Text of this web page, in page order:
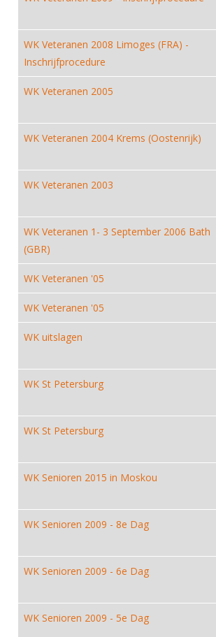
Gebruiksvoorwaarden
Handleiding
Commissies
Ereleden
Vacatures
Medewerkers
Samenwerking
Formulieren
Alle Verenigingen
Nieuws
Verenigingsondersteuning
Witte Vlekkenplan
Oprichting Vereniging
Overschrijven leden
Inschrijven
Reglementen
Materiaal
Schermpaspoort
Rolstoelschermen
Wedstrijdkalender
NK's
JEC
Veteranenwedstrijden
Nieuws
Scheidsrechterslijst
Verwerk wedstrijduitslagen
Promotie en logo
Geschiedenis van het schermen
DBT
FBT
Talentontwikkeling
Internationale aanmeldingen
Voor coaches en leraren
Nieuws
Internationale opleidingen
Leraar
Nieuws
Scheidsrechterslijst
Opleidingen
Infotheek
ALV
Nieuws
WK Veteranen 2008 Limoges (FRA) -
Inschrijfprocedure
WK Veteranen 2005
WK Veteranen 2004 Krems (Oostenrijk)
WK Veteranen 2003
WK Veteranen 1- 3 September 2006 Bath
(GBR)
WK Veteranen '05
WK Veteranen '05
WK uitslagen
WK St Petersburg
WK St Petersburg
WK Senioren 2015 in Moskou
WK Senioren 2009 - 8e Dag
WK Senioren 2009 - 6e Dag
WK Senioren 2009 - 5e Dag